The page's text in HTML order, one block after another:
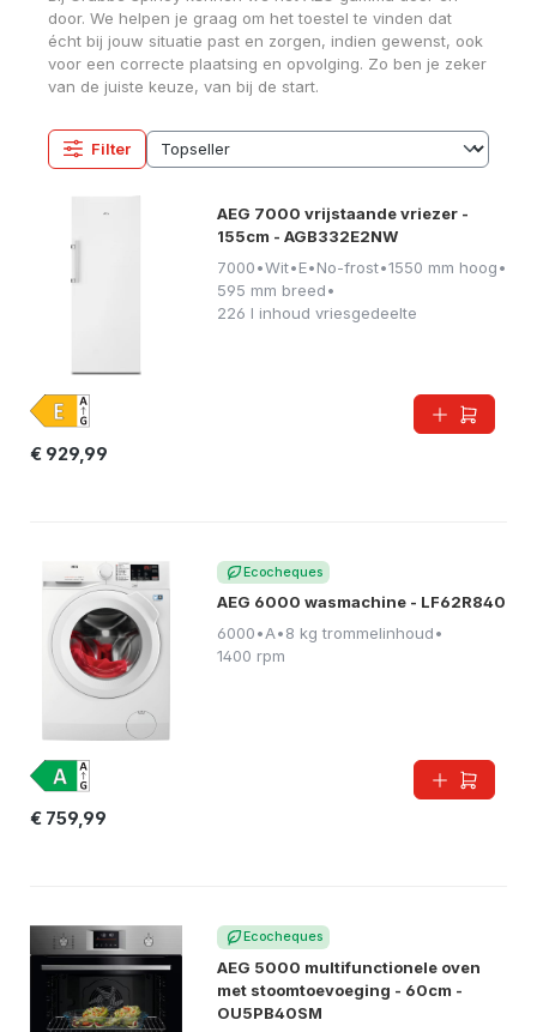
door. We helpen je graag om het toestel te vinden dat
écht bij jouw situatie past en zorgen, indien gewenst, ook
voor een correcte plaatsing en opvolging. Zo ben je zeker
van de juiste keuze, van bij de start.
Filter
AEG 7000 vrijstaande vriezer -
155cm - AGB332E2NW
7000•Wit•E•No-frost•1550 mm hoog•
595 mm breed•
226 l inhoud vriesgedeelte
€ 929,99
Ecocheques
AEG 6000 wasmachine - LF62R840
6000•A•8 kg trommelinhoud•
1400 rpm
€ 759,99
Ecocheques
AEG 5000 multifunctionele oven
met stoomtoevoeging - 60cm -
OU5PB40SM